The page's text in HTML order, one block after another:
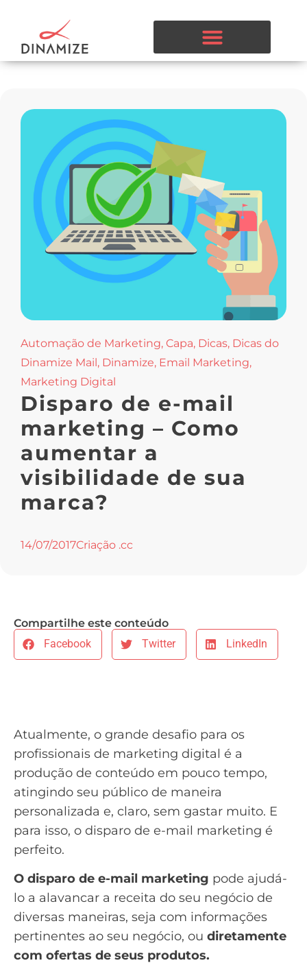
Automação de Marketing, Capa, Dicas, Dicas do
Dinamize Mail, Dinamize, Email Marketing,
Marketing Digital
Disparo de e-mail
marketing – Como
aumentar a
visibilidade de sua
marca?
14/07/2017Criação .cc
Compartilhe este conteúdo
Facebook
Twitter LinkedIn
Atualmente, o grande desafio para os
profissionais de marketing digital é a
produção de conteúdo em pouco tempo,
atingindo seu público de maneira
personalizada e, claro, sem gastar muito. E
para isso, o disparo de e-mail marketing é
perfeito.
O disparo de e-mail marketing pode ajudá-
lo a alavancar a receita do seu negócio de
diversas maneiras, seja com informações
pertinentes ao seu negócio, ou diretamente
com ofertas de seus produtos.